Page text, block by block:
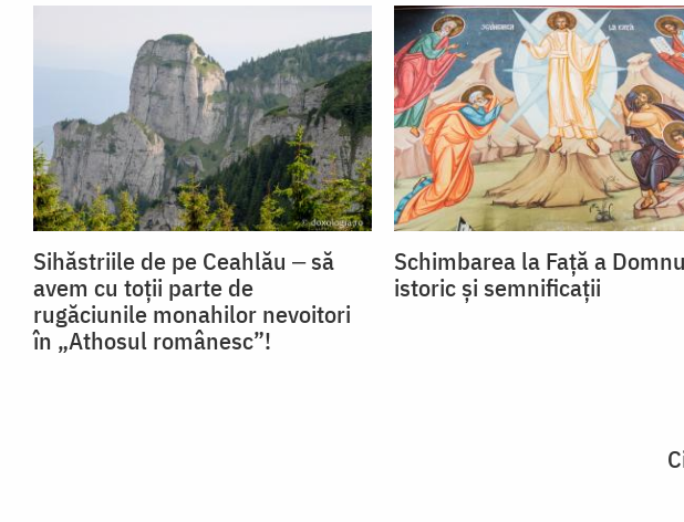
Sihăstriile de pe Ceahlău ‒ să
avem cu toții parte de
rugăciunile monahilor nevoitori
în „Athosul românesc”!
Schimbarea la Față a
istoric și semnificații